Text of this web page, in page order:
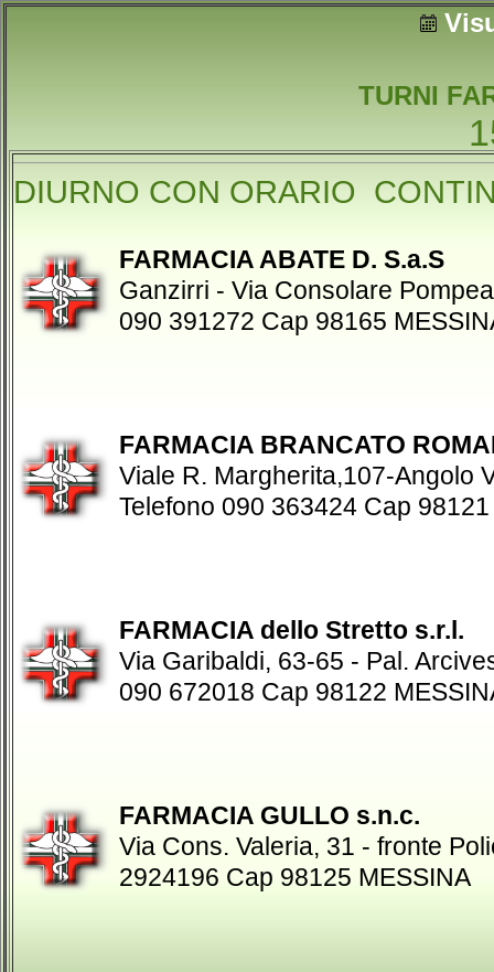
TURNI
DIURNO CON ORARIO
FARMACIA ABATE D. S.a.S
Ganzirri - Via Consolare
090 391272 Cap 98165
FARMACIA BRANCATO
Viale R. Margherita,107-Angolo
Telefono 090 363424 Cap
FARMACIA dello Stretto s.r.l.
Via Garibaldi, 63-65 - Pal.
090 672018 Cap 98122
FARMACIA GULLO s.n.c.
Via Cons. Valeria, 31 - fronte
2924196 Cap 98125 MESSINA